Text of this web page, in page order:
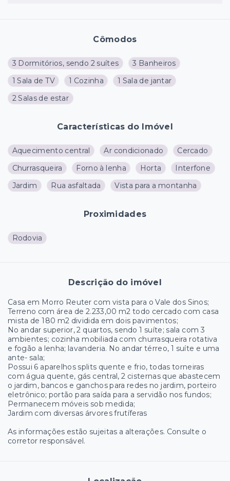
Cômodos
3 Dormitórios, sendo 2 suítes
3 Banheiros
1 Sala de TV
1 Cozinha
1 Sala de jantar
2 Salas de estar
Características do Imóvel
Aquecimento central Ar condicionado
Cercado
Churrasqueira
Forno à lenha Horta
Interfone
Jardim
Rua asfaltada Vista para a montanha
Proximidades
Rodovia
Descrição do imóvel
Casa em Morro Reuter com vista para o Vale dos Sinos;
Terreno com área de 2.233,00 m2 todo cercado com casa
mista de 180 m2 dividida em dois pavimentos;
No andar superior, 2 quartos, sendo 1 suíte; sala com 3
ambientes; cozinha mobiliada com churrasqueira rotativa
e fogão a lenha; lavanderia. No andar térreo, 1 suíte e uma
ante- sala;
Possui 6 aparelhos splits quente e frio, todas torneiras
com água quente, gás central, 2 cisternas que abastecem
o jardim, bancos e ganchos para redes no jardim, porteiro
eletrônico; portão para saída para a servidão nos fundos;
Permanecem móveis sob medida;
Jardim com diversas árvores frutíferas
As informações estão sujeitas a alterações. Consulte o
corretor responsável.